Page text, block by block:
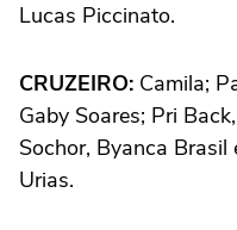
Lucas Piccinato.
CRUZEIRO: Camila;
Gaby Soares; Pri
Sochor, Byanca Brasil
Urias.